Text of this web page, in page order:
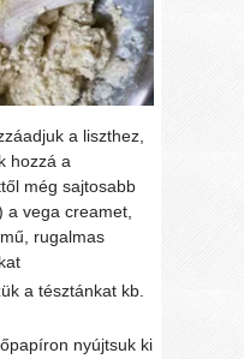
a liszthez,
hozzá a
még sajtosabb
a vega creamet,
rugalmas
a tésztánkat kb.
nyújtsuk ki